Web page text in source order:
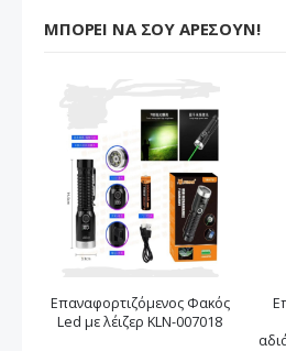
ΜΠΟΡΕΊ ΝΑ ΣΟΥ ΑΡΈΣΟΥΝ!
Επαναφορτιζόμενος Φακός
Led με λέιζερ KLN-007018